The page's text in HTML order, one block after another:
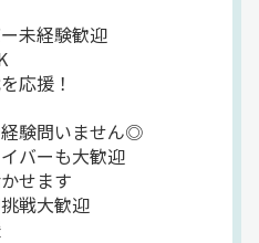
未経験歓迎
応援！
験問いません◎
バーも大歓迎
せます
戦大歓迎